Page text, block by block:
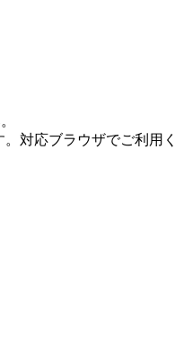
対応ブラウザでご利用